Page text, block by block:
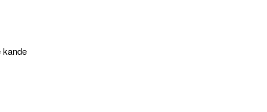
kande